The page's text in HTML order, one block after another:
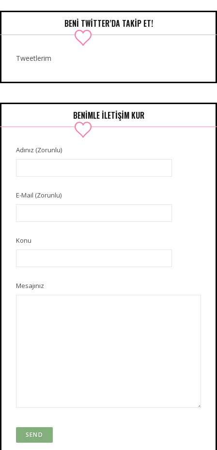
BENI TWITTER’DA TAKIP ET!
Tweetlerim
BENIMLE İLETIŞIM KUR
Adınız (Zorunlu)
E-Mail (Zorunlu)
Konu
Mesajınız